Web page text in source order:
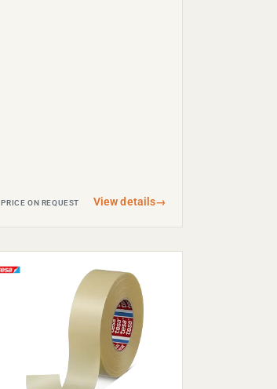
PRICE ON REQUEST View details→